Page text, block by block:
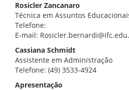
Rosicler Zancanaro
Técnica em Assuntos
Telefone:
E-mail:
Cassiana Schmidt
Assistente em Administração
Telefone: (49) 3533-4924
Apresentação